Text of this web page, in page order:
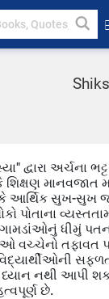
દ્વારા
માનવજાત
સુખ-સુખ
પોતાના
ધીમું
વચ્ચેનો તફાવત
ધ્યાન નથી આપી
છે.